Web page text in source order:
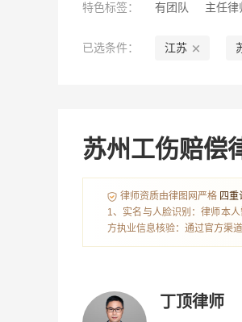
特色标签： 有团队 主任律
丰富的专业经验
已选条件： 江苏
苏州工伤赔偿
律师资质由律图网严格 四重
1、实名与人脸识别：律师本
方执业信息核验：通过官方渠
丁顶律师